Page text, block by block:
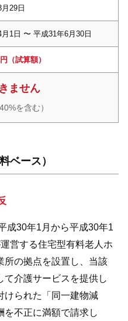
29日
1日 〜 平成31年6月30日
（試算額）
ません
を含む）
ベース）
成30年1月から平成30年1
営する住宅型有料老人ホ
所の拠点を設置し、当該
て介護サービスを提供し
けられた「同一建物減
を不正に満額で請求し